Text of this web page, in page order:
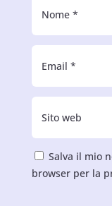
Salva il mio
browser per la